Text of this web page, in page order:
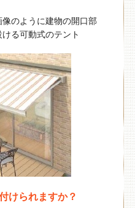
のように建物の開口部
る可動式のテント
けられますか？